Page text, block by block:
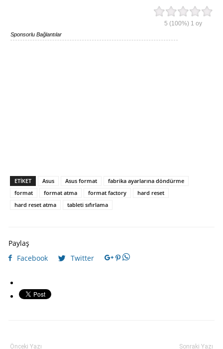
5 (100%) 1 oy
Sponsorlu Bağlantılar
ETIKET Asus Asus format
fabrika ayarlarına döndürme
format
format atma format factory
hard reset
hard reset atma
tableti sıfırlama
Paylaş
Facebook
Twitter
Önceki Yazı Sonraki Yazı